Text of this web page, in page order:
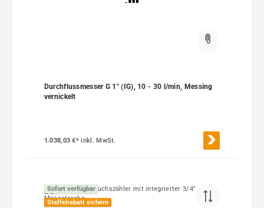
Durchflussmesser G 1" (IG), 10 - 30 l/min, Messing
vernickelt
1.038,03 €*inkl. MwSt.
Sofort verfügbar
Staffelrabatt sichern